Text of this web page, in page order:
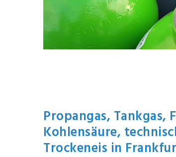
Propangas, Tankgas,
Kohlensäure,
Trockeneis in